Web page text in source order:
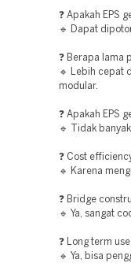
❓ Apakah EPS
🔹 Dapat
❓ Berapa lama
🔹 Lebih cepat
modular.
❓ Apakah EPS
🔹 Tidak
❓ Cost
🔹 Karena
❓ Bridge
🔹 Ya, sangat
❓ Long term
🔹 Ya, bisa